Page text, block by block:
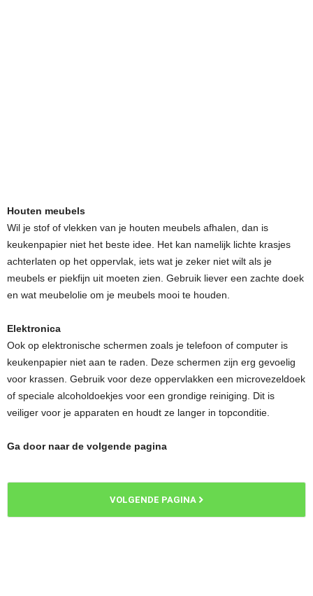
Houten meubels
Wil je stof of vlekken van je houten meubels afhalen, dan is
keukenpapier niet het beste idee. Het kan namelijk lichte krasjes
achterlaten op het oppervlak, iets wat je zeker niet wilt als je
meubels er piekfijn uit moeten zien. Gebruik liever een zachte doek
en wat meubelolie om je meubels mooi te houden.
Elektronica
Ook op elektronische schermen zoals je telefoon of computer is
keukenpapier niet aan te raden. Deze schermen zijn erg gevoelig
voor krassen. Gebruik voor deze oppervlakken een microvezeldoek
of speciale alcoholdoekjes voor een grondige reiniging. Dit is
veiliger voor je apparaten en houdt ze langer in topconditie.
Ga door naar de volgende pagina
VOLGENDE PAGINA